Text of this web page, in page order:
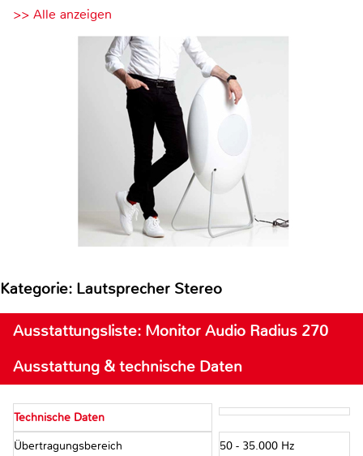
>> Alle anzeigen
Kategorie: Lautsprecher Stereo
Ausstattungsliste: Monitor Audio Radius 270
Ausstattung & technische Daten
Technische Daten
Übertragungsbereich 50 - 35.000 Hz